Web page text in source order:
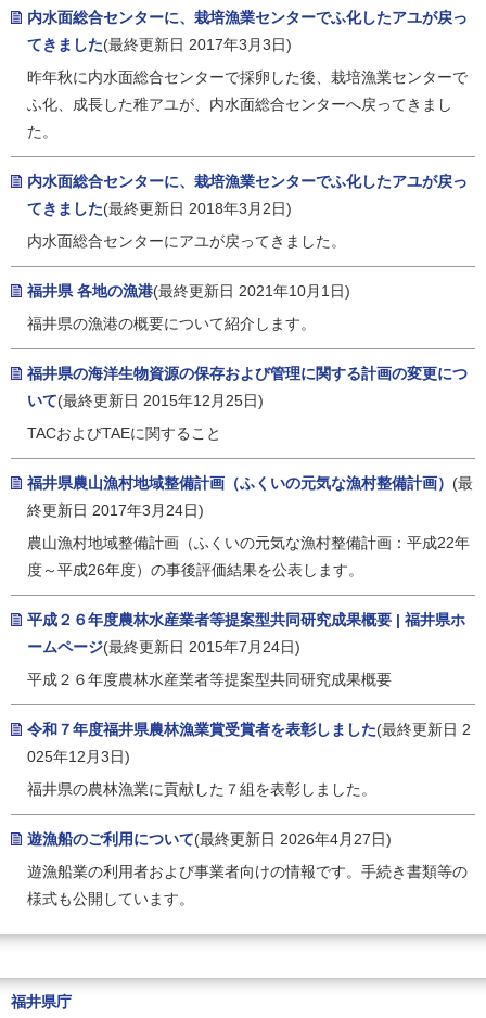
内水面総合センターに、栽培漁業センターでふ化したアユが戻っ
てきました(最終更新日 2017年3月3日)
昨年秋に内水面総合センターで採卵した後、栽培漁業センターで
ふ化、成長した稚アユが、内水面総合センターへ戻ってきまし
た。
内水面総合センターに、栽培漁業センターでふ化したアユが戻っ
てきました(最終更新日 2018年3月2日)
内水面総合センターにアユが戻ってきました。
福井県 各地の漁港(最終更新日 2021年10月1日)
福井県の漁港の概要について紹介します。
福井県の海洋生物資源の保存および管理に関する計画の変更につ
いて(最終更新日 2015年12月25日)
TACおよびTAEに関すること
福井県農山漁村地域整備計画（ふくいの元気な漁村整備計画） (最
終更新日 2017年3月24日)
農山漁村地域整備計画（ふくいの元気な漁村整備計画：平成22年
度～平成26年度）の事後評価結果を公表します。
平成２６年度農林水産業者等提案型共同研究成果概要 | 福井県ホ
ームページ(最終更新日 2015年7月24日)
平成２６年度農林水産業者等提案型共同研究成果概要
令和７年度福井県農林漁業賞受賞者を表彰しました(最終更新日 2
025年12月3日)
福井県の農林漁業に貢献した７組を表彰しました。
遊漁船のご利用について(最終更新日 2026年4月27日)
遊漁船業の利用者および事業者向けの情報です。手続き書類等の
様式も公開しています。
福井県庁